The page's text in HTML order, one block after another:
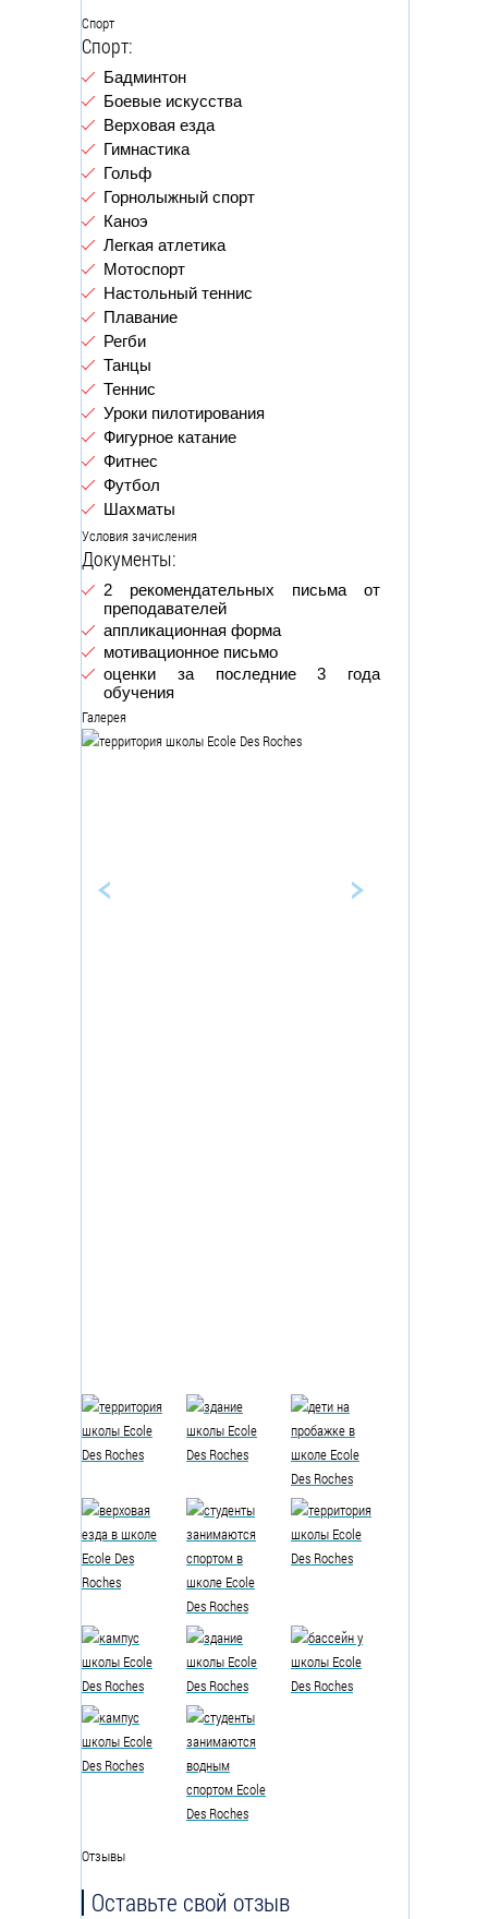
Спорт
Спорт:
Бадминтон
Боевые искусства
Верховая езда
Гимнастика
Гольф
Горнолыжный спорт
Каноэ
Легкая атлетика
Мотоспорт
Настольный теннис
Плавание
Регби
Танцы
Теннис
Уроки пилотирования
Фигурное катание
Фитнес
Футбол
Шахматы
Условия зачисления
Документы:
2 рекомендательных письма от
преподавателей
аппликационная форма
мотивационное письмо
оценки за последние 3 года
обучения
Галерея
Отзывы
Оставьте свой отзыв